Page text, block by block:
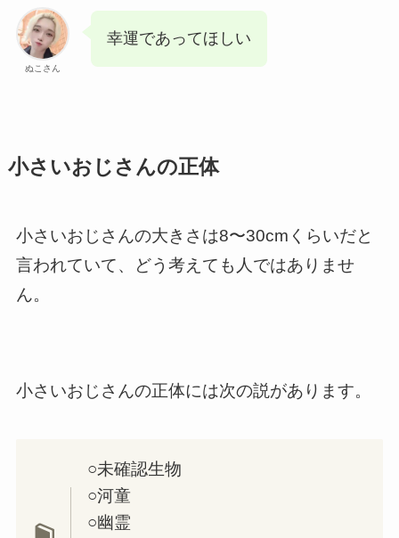
ぬこさん
幸運であってほしい
小さいおじさんの正体
小さいおじさんの大きさは8〜30cmくらいだと
言われていて、どう考えても人ではありませ
ん。
小さいおじさんの正体には次の説があります。
○未確認生物
○河童
○幽霊